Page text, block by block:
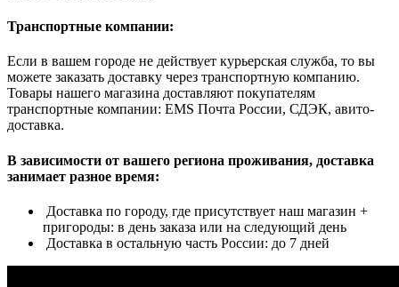
Транспортные компании:
Если в вашем городе не действует курьерская служба, то вы
можете заказать доставку через транспортную компанию.
Товары нашего магазина доставляют покупателям
транспортные компании: EMS Почта России, СДЭК, авито-
доставка.
В зависимости от вашего региона проживания, доставка
занимает разное время:
Доставка по городу, где присутствует наш магазин +
пригороды: в день заказа или на следующий день
Доставка в остальную часть России: до 7 дней